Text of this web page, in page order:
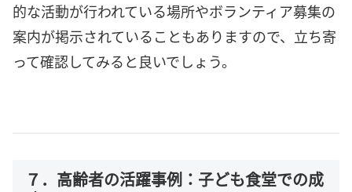
的な活動が行われている場所やボランティア募集の
案内が掲示されていることもありますので、立ち寄
って確認してみると良いでしょう。
７．高齢者の活躍事例：子ども食堂での成